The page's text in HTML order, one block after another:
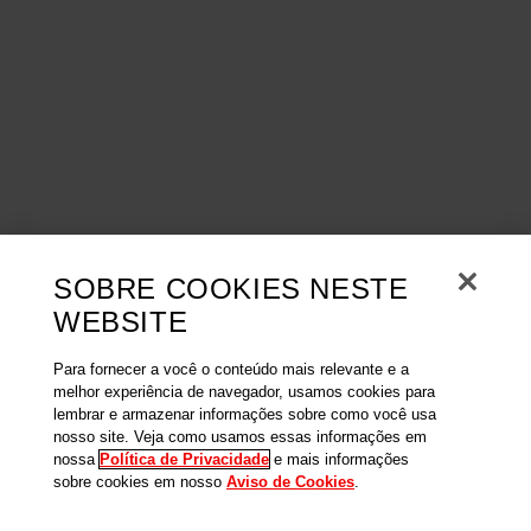
SOBRE COOKIES NESTE
WEBSITE
Para fornecer a você o conteúdo mais relevante e a
melhor experiência de navegador, usamos cookies para
lembrar e armazenar informações sobre como você usa
nosso site. Veja como usamos essas informações em
nossa Política de Privacidade e mais informações
sobre cookies em nosso Aviso de Cookies.